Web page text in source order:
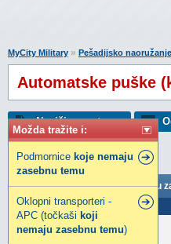
Možda tražite i:
Podmornice koje nemaju
zasebnu temu
Oklopni transporteri -
APC (točkaši koji
nemaju zasebnu temu)
MyCity Military » Pešadijsko
Automatske puške
Napiši novu temu
Automatske puške (koje nemaju
Poslao: 28 Apr 2025 21:16
bojank